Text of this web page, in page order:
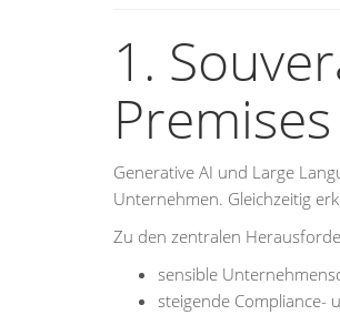
1.
Premises
Generative AI und Large
Unternehmen. Gleichzeitig
Zu den zentralen
sensible
steigende Compliance-